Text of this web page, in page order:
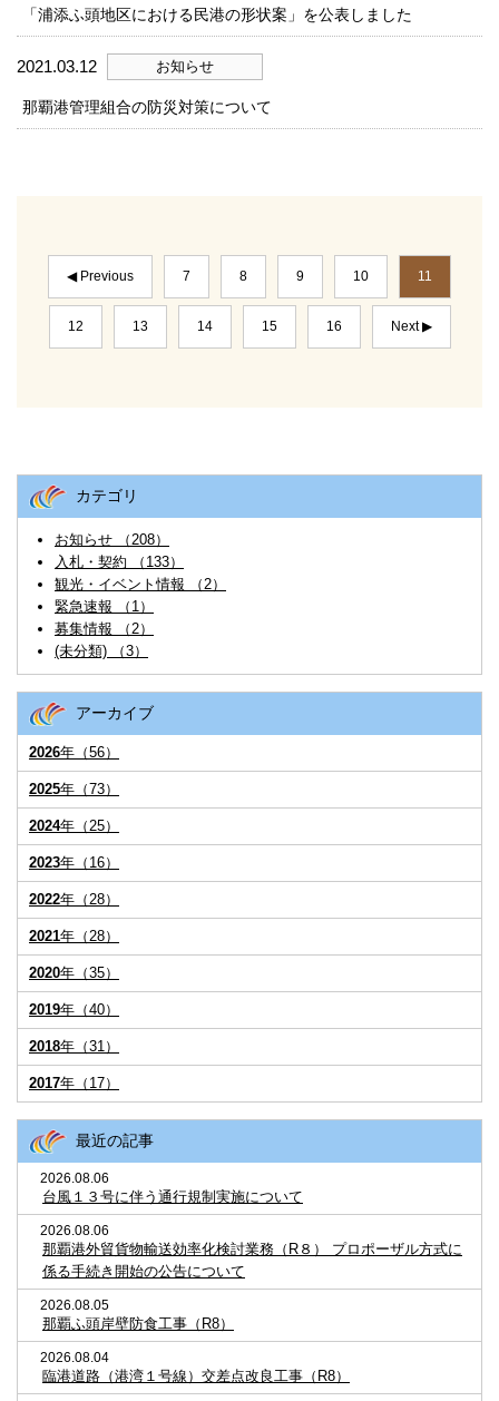
「浦添ふ頭地区における民港の形状案」を公表しました
2021.03.12 お知らせ
那覇港管理組合の防災対策について
◀ Previous 7 8 9 10 11
12 13 14 15 16 Next ▶
カテゴリ
お知らせ （208）
入札・契約 （133）
観光・イベント情報 （2）
緊急速報 （1）
募集情報 （2）
(未分類) （3）
アーカイブ
2026年（56）
2025年（73）
2024年（25）
2023年（16）
2022年（28）
2021年（28）
2020年（35）
2019年（40）
2018年（31）
2017年（17）
最近の記事
2026.08.06
台風１３号に伴う通行規制実施について
2026.08.06
那覇港外貿貨物輸送効率化検討業務（R８） プロポーザル方式に
係る手続き開始の公告について
2026.08.05
那覇ふ頭岸壁防食工事（R8）
2026.08.04
臨港道路（港湾１号線）交差点改良工事（R8）